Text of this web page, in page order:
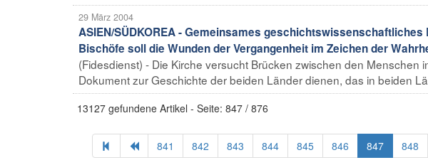
29 März 2004
ASIEN/SÜDKOREA - Gemeinsames
Bischöfe soll die Wunden der Vergangenheit im Zeichen der
(Fidesdienst) - Die Kirche versucht Brücken zwischen den Menschen
Dokument zur Geschichte der beiden Länder dienen, das in beiden
13127 gefundene Artikel - Seite: 847 / 876
841 842 843 844 845 846 847 848